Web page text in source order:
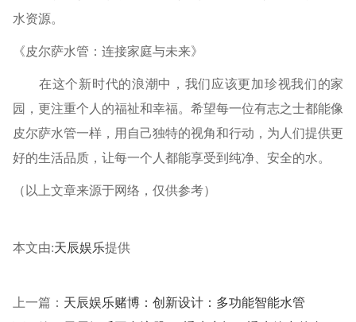
水资源。
《皮尔萨水管：连接家庭与未来》
在这个新时代的浪潮中，我们应该更加珍视我们的家
园，更注重个人的福祉和幸福。希望每一位有志之士都能像
皮尔萨水管一样，用自己独特的视角和行动，为人们提供更
好的生活品质，让每一个人都能享受到纯净、安全的水。
（以上文章来源于网络，仅供参考）
本文由:天辰娱乐提供
上一篇： 天辰娱乐赌博：创新设计：多功能智能水管